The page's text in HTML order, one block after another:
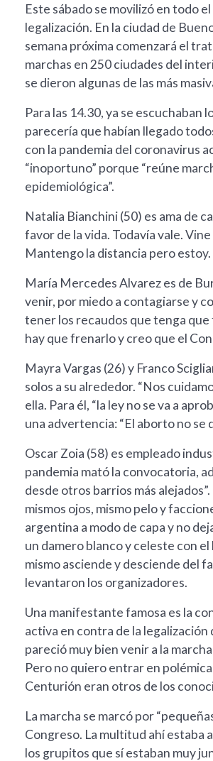
Este sábado se movilizó en todo
legalización. En la ciudad de
semana próxima comenzará el
marchas en 250 ciudades del
se dieron algunas de las más
Para las 14.30, ya se escuchaban
parecería que habían llegado
con la pandemia del coronavirus
“inoportuno” porque “reúne
epidemiológica”.
Natalia Bianchini (50) es ama de
favor de la vida. Todavía vale.
Mantengo la distancia pero estoy.
María Mercedes Alvarez es de
venir, por miedo a contagiarse y
tener los recaudos que tenga
hay que frenarlo y creo que el
Mayra Vargas (26) y Franco
solos a su alrededor. “Nos
ella. Para él, “la ley no se va a
una advertencia: “El aborto no se
Oscar Zoia (58) es empleado
pandemia mató la convocatoria,
desde otros barrios más
mismos ojos, mismo pelo y
argentina a modo de capa y no
un damero blanco y celeste con
mismo asciende y desciende del
levantaron los organizadores.
Una manifestante famosa es la
activa en contra de la
pareció muy bien venir a la
Pero no quiero entrar en
Centurión eran otros de los
La marcha se marcó por
Congreso. La multitud ahí estaba
los grupitos que sí estaban muy